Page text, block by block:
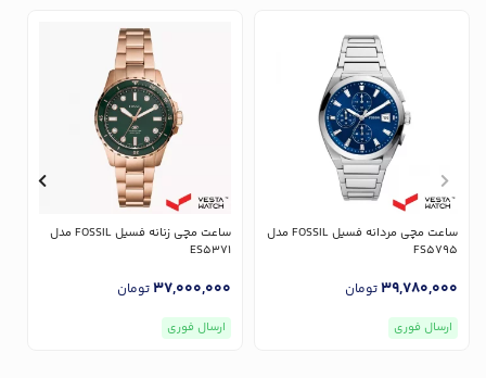
ساعت مچی مردانه فسیل FOSSIL مدل
FS5795
39,780,000تومان
ارسال فوری
ساعت مچی زنانه فسیل FOSSIL مدل
ES5371
37,000,000تومان
ارسال فوری